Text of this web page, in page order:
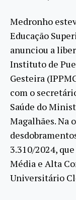
Medronho
Educação
anunciou a
Instituto de
Gesteira
com o
Saúde do
Magalhães. Na
3.310/2024,
Média e Alta
Universitário